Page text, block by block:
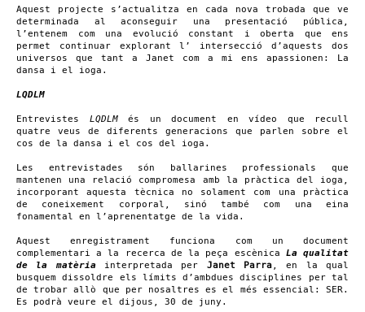
Aquest projecte s’actualitza en cada nova trobada que ve
determinada al aconseguir una presentació pública,
l’entenem com una evolució constant i oberta que ens
permet continuar explorant l’ intersecció d’aquests dos
universos que tant a Janet com a mi ens apassionen: La
dansa i el ioga.
LQDLM
Entrevistes LQDLMés un document en vídeo que recull
quatre veus de diferents generacions que parlen sobre el
cos de la dansa i el cos del ioga.
Les entrevistades són ballarines professionals que
mantenen una relació compromesa amb la pràctica del ioga,
incorporant aquesta tècnica no solament com una pràctica
de coneixement corporal, sinó també com una eina
fonamental en l’aprenentatge de la vida.
Aquest enregistrament funciona com un document
complementari a la recerca de la peça escènica La qualitat
de la matèria interpretada per Janet Parra, en la qual
busquem dissoldre els límits d’ambdues disciplines per tal
de trobar allò que per nosaltres es el més essencial: SER.
Es podrà veure el dijous, 30 de juny.